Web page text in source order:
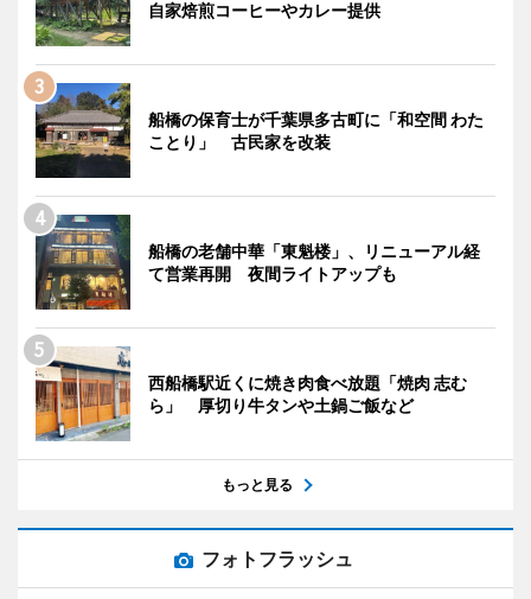
自家焙煎コーヒーやカレー提供
船橋の保育士が千葉県多古町に「和空間 わた
ことり」 古民家を改装
船橋の老舗中華「東魁楼」、リニューアル経
て営業再開 夜間ライトアップも
西船橋駅近くに焼き肉食べ放題「焼肉 志む
ら」 厚切り牛タンや土鍋ご飯など
もっと見る
フォトフラッシュ